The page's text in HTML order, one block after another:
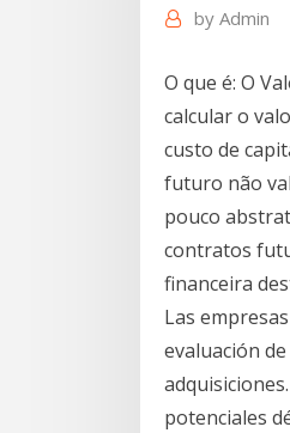
by Admin
O que é: O
calcular o
custo de
futuro não
pouco
contratos
financeira
Las
evaluación
potenciales